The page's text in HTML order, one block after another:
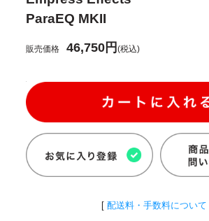
ParaEQ MKII
販売価格 46,750円(税込)
[ 配送料・手数料について